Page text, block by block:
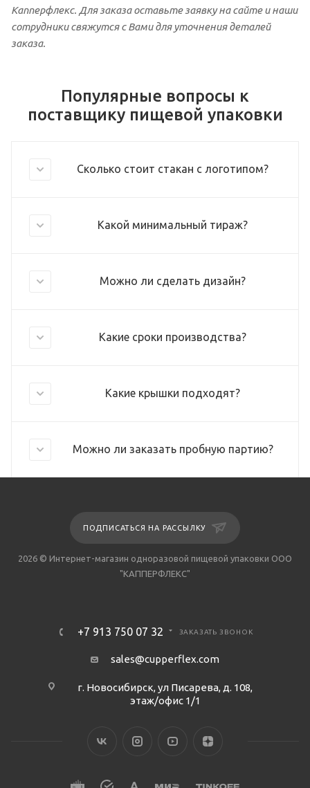
Капперфлекс. Для заказа оставьте заявку на сайте и наши
сотрудники свяжутся с Вами для уточнения деталей
заказа.
Популярные вопросы к
поставщику пищевой упаковки
Сколько стоит стакан с логотипом?
Какой минимальный тираж?
Можно ли сделать дизайн?
Какие сроки производства?
Какие крышки подходят?
Можно ли заказать пробную партию?
ПОДПИСАТЬСЯ НА РАССЫЛКУ
2026 © Интернет-магазин одноразовой пищевой упаковки ООО
"КАППЕРФЛЕКС"
+7 913 750 07 32 ЗАКАЗАТЬ ЗВОНОК
sales@cupperflex.com
г. Новосибирск, ул Писарева, д. 108,
этаж/офис 1/1